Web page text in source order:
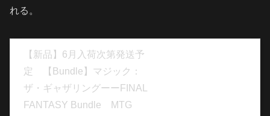
れる。
【新品】6月入荷次第発送予
定 【Bundle】マジック：
ザ・ギャザリングーーFINAL
FANTASY Bundle MTG